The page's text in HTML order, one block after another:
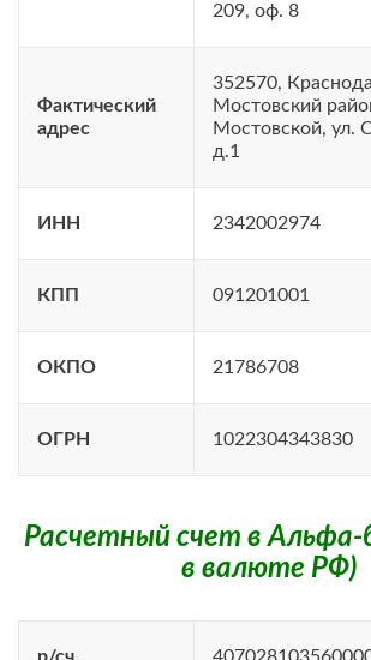
209, оф. 8
Фактический
адрес
352570,
Мостовский
Мостовской, ул.
д.1
ИНН 2342002974
КПП 091201001
ОКПО 21786708
ОГРН 1022304343830
Расчетный счет в Альфа-
в валюте РФ)